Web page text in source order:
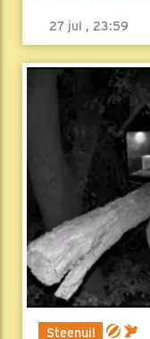
27 jul , 23:59
Steenuil